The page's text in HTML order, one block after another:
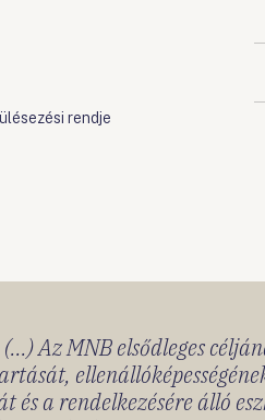
rendje
Az MNB elsődleges
a rendelkezésére álló